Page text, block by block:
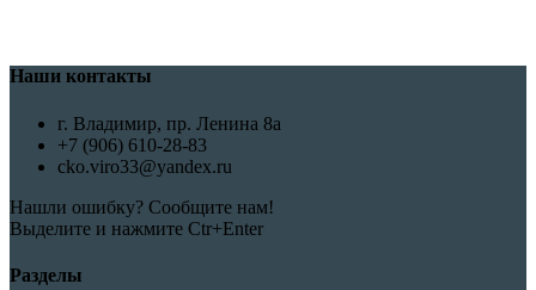
Наши контакты
г. Владимир, пр. Ленина 8а
+7 (906) 610-28-83
cko.viro33@yandex.ru
Нашли ошибку? Сообщите нам!
Выделите и нажмите Ctr+Enter
Разделы